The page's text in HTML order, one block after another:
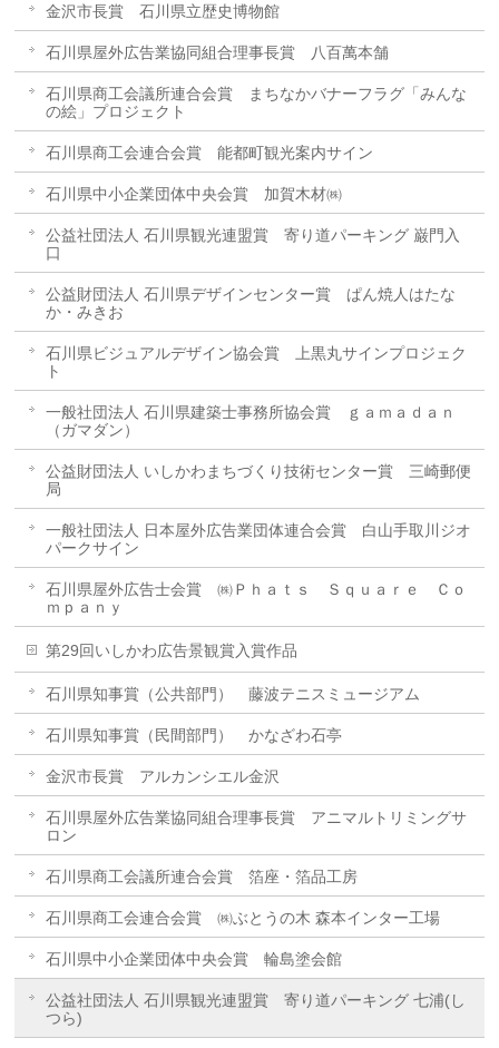
金沢市長賞 石川県立歴史博物館
石川県屋外広告業協同組合理事長賞 八百萬本舗
石川県商工会議所連合会賞 まちなかバナーフラグ「みんな
の絵」プロジェクト
石川県商工会連合会賞 能都町観光案内サイン
石川県中小企業団体中央会賞 加賀木材㈱
公益社団法人 石川県観光連盟賞 寄り道パーキング 巌門入
口
公益財団法人 石川県デザインセンター賞 ぱん焼人はたな
か・みきお
石川県ビジュアルデザイン協会賞 上黒丸サインプロジェク
ト
一般社団法人 石川県建築士事務所協会賞 ｇａｍａｄａｎ
（ガマダン）
公益財団法人 いしかわまちづくり技術センター賞 三崎郵便
局
一般社団法人 日本屋外広告業団体連合会賞 白山手取川ジオ
パークサイン
石川県屋外広告士会賞 ㈱Ｐｈａｔｓ Ｓｑｕａｒｅ Ｃｏ
ｍｐａｎｙ
第29回いしかわ広告景観賞入賞作品
石川県知事賞（公共部門） 藤波テニスミュージアム
石川県知事賞（民間部門） かなざわ石亭
金沢市長賞 アルカンシエル金沢
石川県屋外広告業協同組合理事長賞 アニマルトリミングサ
ロン
石川県商工会議所連合会賞 箔座・箔品工房
石川県商工会連合会賞 ㈱ぶとうの木 森本インター工場
石川県中小企業団体中央会賞 輪島塗会館
公益社団法人 石川県観光連盟賞 寄り道パーキング 七浦(し
つら)